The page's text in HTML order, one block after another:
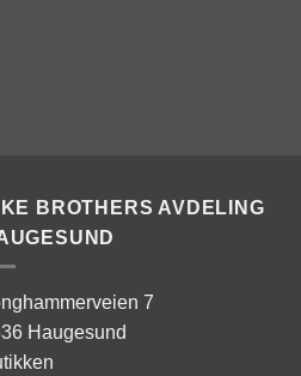
BROTHERS AVDELING
7
Haugesund